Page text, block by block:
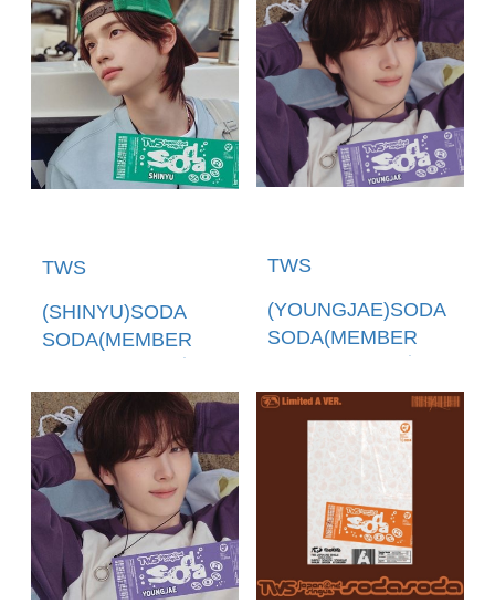
版)
版)(預購至6/28
12:00止)
TWS
(SHINYU)SODA
SODA(MEMBER
(環球官方進口)
TWS
(YOUNGJAE)SODA
SODA(MEMBER
(日本進口一般通路